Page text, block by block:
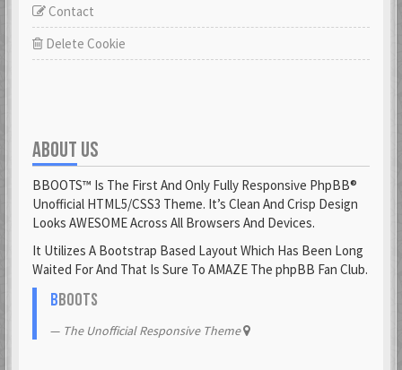
Contact
Delete Cookie
ABOUT US
BBOOTS™ Is The First And Only Fully Responsive PhpBB®
Unofficial HTML5/CSS3 Theme. It’s Clean And Crisp Design
Looks AWESOME Across All Browsers And Devices.
It Utilizes A Bootstrap Based Layout Which Has Been Long
Waited For And That Is Sure To AMAZE The phpBB Fan Club.
BBOOTS
The Unofficial Responsive Theme